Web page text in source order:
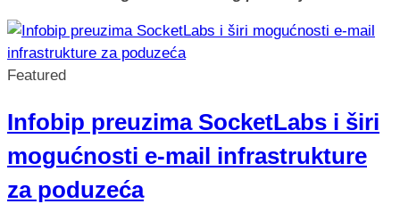
Featured
Infobip preuzima SocketLabs i širi
mogućnosti e-mail infrastrukture
za poduzeća